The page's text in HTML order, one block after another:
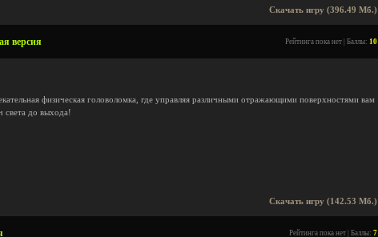
Скачать игру (396.49 Мб.)
версия Рейтинга пока нет | Баллы: 10
физическая головоломка, где управляя различными отражающими поверхностями вам
света до выхода!
Скачать игру (142.53 Мб.)
Рейтинга пока нет | Баллы: 7